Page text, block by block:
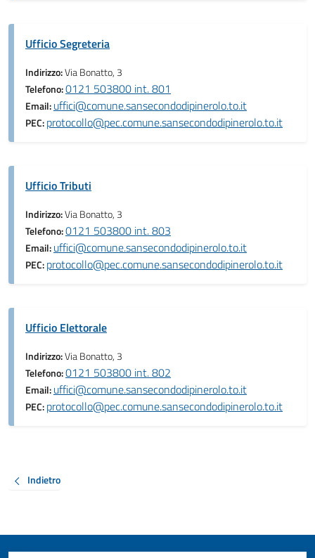
Ufficio Segreteria
Indirizzo:Via Bonatto, 3
Telefono:0121 503800 int. 801
Email:uffici@comune.sansecondodipinerolo.to.it
PEC:protocollo@pec.comune.sansecondodipinerolo.to.it
Ufficio Tributi
Indirizzo:Via Bonatto, 3
Telefono:0121 503800 int. 803
Email:uffici@comune.sansecondodipinerolo.to.it
PEC:protocollo@pec.comune.sansecondodipinerolo.to.it
Ufficio Elettorale
Indirizzo:Via Bonatto, 3
Telefono:0121 503800 int. 802
Email:uffici@comune.sansecondodipinerolo.to.it
PEC:protocollo@pec.comune.sansecondodipinerolo.to.it
Indietro